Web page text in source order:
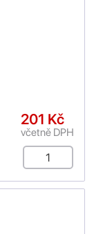
201 Kč
včetně DPH